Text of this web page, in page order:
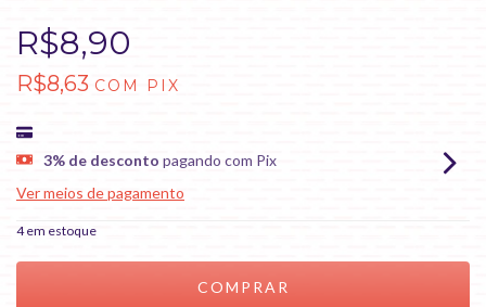
R$8,90
R$8,63 COM PIX
3% de desconto pagando com Pix
Ver meios de pagamento
4em estoque